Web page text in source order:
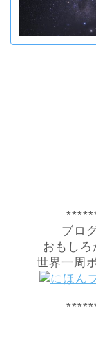
ブロ
おもしろ
世界一周